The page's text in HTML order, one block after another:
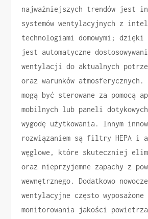
najważniejszych trendów jest
systemów wentylacyjnych z
technologiami domowymi; dzięki
jest automatyczne
wentylacji do aktualnych
oraz warunków atmosferycznych.
mogą być sterowane za pomocą
mobilnych lub paneli
wygodę użytkowania. Innym
rozwiązaniem są filtry HEPA i
węglowe, które skuteczniej
oraz nieprzyjemne zapachy z
wewnętrznego. Dodatkowo
wentylacyjne często
monitorowania jakości